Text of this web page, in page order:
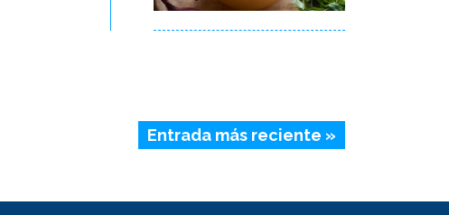
Entrada más reciente »